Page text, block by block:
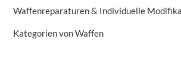
Waffenreparaturen & Individuelle
Kategorien von Waffen